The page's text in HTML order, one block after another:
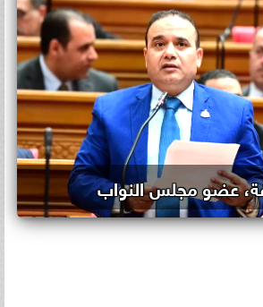
عضو مجلس النواب